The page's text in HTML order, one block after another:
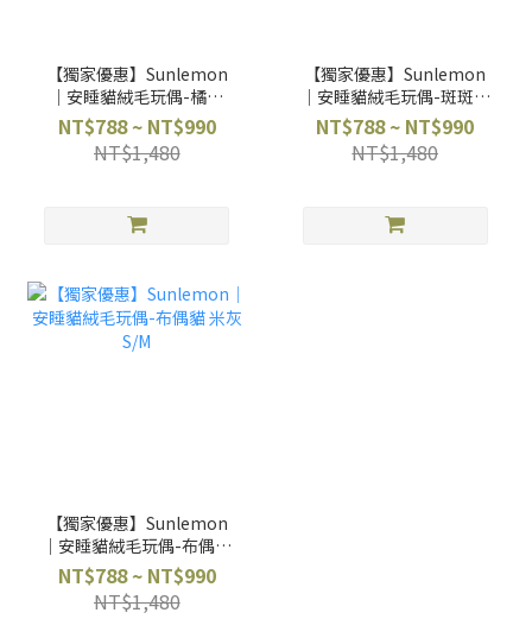
【獨家優惠】Sunlemon
｜安睡貓絨毛玩偶-橘子
S/M
NT$788 ~ NT$990
NT$1,480
【獨家優惠】Sunlemon
｜安睡貓絨毛玩偶-斑斑灰
S/M
NT$788 ~ NT$990
NT$1,480
【獨家優惠】Sunlemon
｜安睡貓絨毛玩偶-布偶貓
米灰 S/M
NT$788 ~ NT$990
NT$1,480